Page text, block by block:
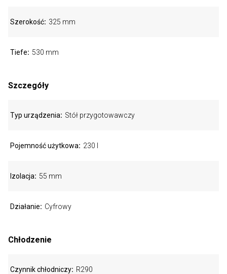
Szerokość 325 mm
Tiefe 530 mm
Szczegóły
Typ urządzenia Stół przygotowawczy
Pojemność użytkowa 230 l
Izolacja 55 mm
Działanie Cyfrowy
Chłodzenie
Czynnik chłodniczy R290